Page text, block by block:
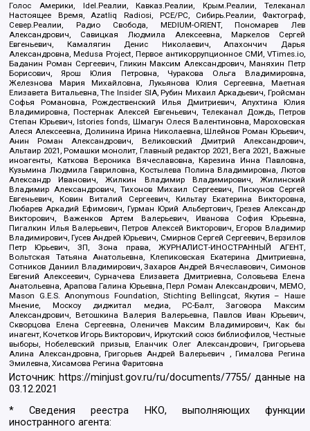
Голос Америки, Idel.Реалии, Кавказ.Реалии, Крым.Реалии, Телеканал
Настоящее Время, Azatliq Radiosi, PCE/PC, Сибирь.Реалии, Фактограф,
Север.Реалии, Радио Свобода, MEDIUM-ORIENT, Пономарев Лев
Александрович, Савицкая Людмила Алексеевна, Маркелов Сергей
Евгеньевич, Камалягин Денис Николаевич, Апахончич Дарья
Александровна, Medusa Project, Первое антикоррупционное СМИ, VTimes.io,
Баданин Роман Сергеевич, Гликин Максим Александрович, Маняхин Петр
Борисович, Ярош Юлия Петровна, Чуракова Ольга Владимировна,
Железнова Мария Михайловна, Лукьянова Юлия Сергеевна, Маетная
Елизавета Витальевна, The Insider SIA, Рубин Михаил Аркадьевич, Гройсман
Софья Романовна, Рождественский Илья Дмитриевич, Апухтина Юлия
Владимировна, Постернак Алексей Евгеньевич, Телеканал Дождь, Петров
Степан Юрьевич, Istories fonds, Шмагун Олеся Валентиновна, Мароховская
Алеся Алексеевна, Долинина Ирина Николаевна, Шлейнов Роман Юрьевич,
Анин Роман Александрович, Великовский Дмитрий Александрович,
Альтаир 2021, Ромашки монолит, Главный редактор 2021, Вега 2021, Важные
иноагенты, Каткова Вероника Вячеславовна, Карезина Инна Павловна,
Кузьмина Людмила Гавриловна, Костылева Полина Владимировна, Лютов
Александр Иванович, Жилкин Владимир Владимирович, Жилинский
Владимир Александрович, Тихонов Михаил Сергеевич, Пискунов Сергей
Евгеньевич, Ковин Виталий Сергеевич, Кильтау Екатерина Викторовна,
Любарев Аркадий Ефимович, Гурман Юрий Альбертович, Грезев Александр
Викторович, Важенков Артем Валерьевич, Иванова София Юрьевна,
Пигалкин Илья Валерьевич, Петров Алексей Викторович, Егоров Владимир
Владимирович, Гусев Андрей Юрьевич, Смирнов Сергей Сергеевич, Верзилов
Петр Юрьевич, ЗП, Зона права, ЖУРНАЛИСТ-ИНОСТРАННЫЙ АГЕНТ,
Вольтская Татьяна Анатольевна, Клепиковская Екатерина Дмитриевна,
Сотников Даниил Владимирович, Захаров Андрей Вячеславович, Симонов
Евгений Алексеевич, Сурначева Елизавета Дмитриевна, Соловьева Елена
Анатольевна, Арапова Галина Юрьевна, Перл Роман Александрович, МЕМО,
Mason G.E.S. Anonymous Foundation, Stichting Bellingcat, Якутия – Наше
Мнение, Москоу диджитал медиа, РС-Балт, Заговора Максим
Александрович, Ветошкина Валерия Валерьевна, Павлов Иван Юрьевич,
Скворцова Елена Сергеевна, Оленичев Максим Владимирович, Как бы
инагент, Кочетков Игорь Викторович, Иркутский союз библиофилов, Честные
выборы, Нобелевский призыв, Еланчик Олег Александрович, Григорьева
Алина Александровна, Григорьев Андрей Валерьевич , Гималова Регина
Эмилевна, Хисамова Регина Фаритовна
Источник: https://minjust.gov.ru/ru/documents/7755/ данные на
03.12.2021
* Сведения реестра НКО, выполняющих функции
иностранного агента: